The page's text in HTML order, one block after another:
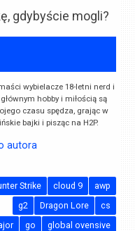
gdybyście mogli?
wybielacze 18-letni nerd i
hobby i miłością są
czasu spędza, grając w
bajki i pisząc na H2P.
autora
awp
cloud 9
Strike
cs
Dragon Lore
g2
global ovensive
go